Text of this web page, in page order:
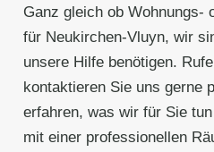
Ganz gleich ob Wohnungs-
für Neukirchen-Vluyn, wir
unsere Hilfe benötigen.
kontaktieren Sie uns gerne
erfahren, was wir für Sie
mit einer professionellen